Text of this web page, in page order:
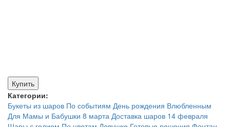
Купить
Категории:
Букеты из шаров По событиям День рождения Влюбленным
Для Мамы и Бабушки 8 марта Доставка шаров 14 февраля